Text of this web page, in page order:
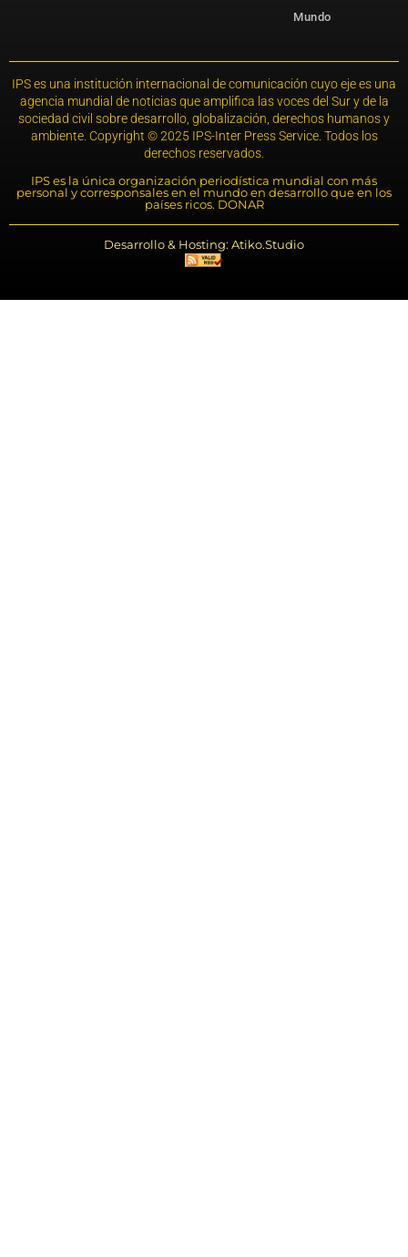
Mundo
IPS es una institución internacional de comunicación cuyo eje es una
agencia mundial de noticias que amplifica las voces del Sur y de la
sociedad civil sobre desarrollo, globalización, derechos humanos y
ambiente. Copyright © 2025 IPS-Inter Press Service. Todos los
derechos reservados.
IPS es la única organización periodística mundial con más
personal y corresponsales en el mundo en desarrollo que en los
países ricos. DONAR
Desarrollo & Hosting: Atiko.Studio